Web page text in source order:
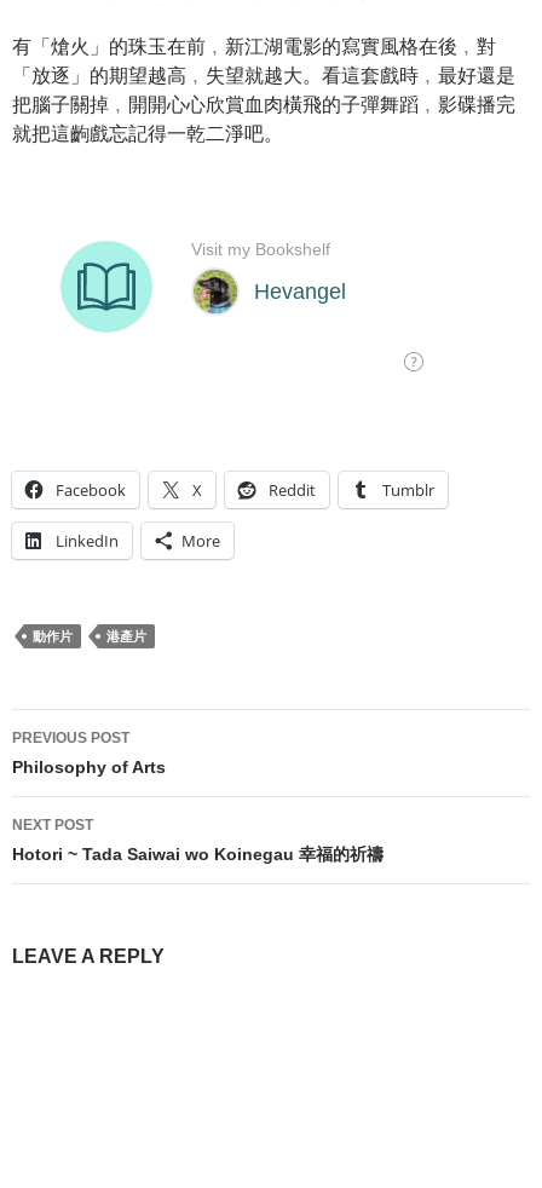
有「熗火」的珠玉在前﹐新江湖電影的寫實風格在後﹐對
「放逐」的期望越高﹐失望就越大。看這套戲時﹐最好還是
把腦子關掉﹐開開心心欣賞血肉橫飛的子彈舞蹈﹐影碟播完
就把這齣戲忘記得一乾二淨吧。
Facebook X Reddit Tumblr
LinkedIn More
動作片 港產片
Post
navigation
PREVIOUS POST
Philosophy of Arts
NEXT POST
Hotori ~ Tada Saiwai wo Koinegau 幸福的祈禱
LEAVE A REPLY